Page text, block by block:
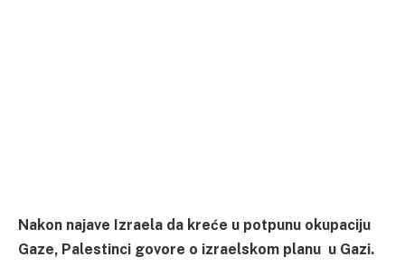
Nakon najave Izraela da kreće u potpunu okupaciju
Gaze, Palestinci govore o izraelskom planu u Gazi.